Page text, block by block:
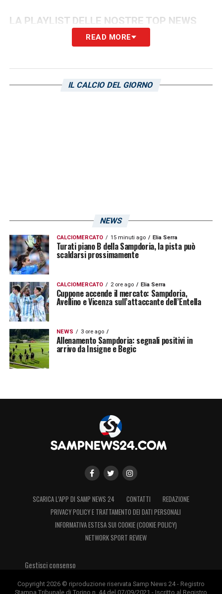
LA PLAYLIST DELLE NOSTRE TOP NEWS
READ MORE
IL CALCIO DEL GIORNO
NEWS
CALCIOMERCATO 15 minuti ago Elia Serra
Turati piano B della Sampdoria, la pista può
scaldarsi prossimamente
CALCIOMERCATO 2 ore ago Elia Serra
Cuppone accende il mercato: Sampdoria,
Avellino e Vicenza sull’attaccante dell’Entella
NEWS 3 ore ago
Allenamento Sampdoria: segnali positivi in
arrivo da Insigne e Begic
SCARICA L’APP DI SAMP NEWS 24 CONTATTI
REDAZIONE
PRIVACY POLICY E TRATTAMENTO DEI DATI PERSONALI
INFORMATIVA ESTESA SUI COOKIE (COOKIE POLICY)
NETWORK SPORT REVIEW
Gestisci consenso
Copyright 2026 © riproduzione riservata Samp News 24 - Registro
Stampa Tribunale di Torino n. 44 del 07/09/2021 - Iscritto al Registro